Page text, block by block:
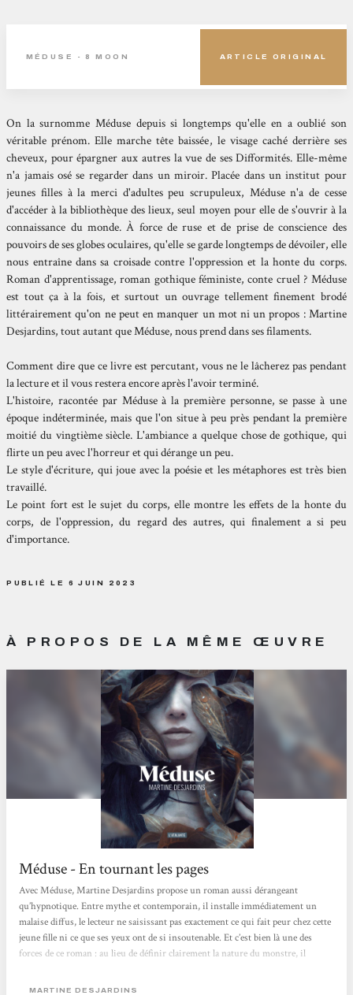
MÉDUSE - 8 MOON ARTICLE ORIGINAL
On la surnomme Méduse depuis si longtemps qu'elle en a oublié son
véritable prénom. Elle marche tête baissée, le visage caché derrière ses
cheveux, pour épargner aux autres la vue de ses Difformités. Elle-même
n'a jamais osé se regarder dans un miroir. Placée dans un institut pour
jeunes filles à la merci d'adultes peu scrupuleux, Méduse n'a de cesse
d'accéder à la bibliothèque des lieux, seul moyen pour elle de s'ouvrir à la
connaissance du monde. À force de ruse et de prise de conscience des
pouvoirs de ses globes oculaires, qu'elle se garde longtemps de dévoiler, elle
nous entraîne dans sa croisade contre l'oppression et la honte du corps.
Roman d'apprentissage, roman gothique féministe, conte cruel ? Méduse
est tout ça à la fois, et surtout un ouvrage tellement finement brodé
littérairement qu'on ne peut en manquer un mot ni un propos : Martine
Desjardins, tout autant que Méduse, nous prend dans ses filaments.
Comment dire que ce livre est percutant, vous ne le lâcherez pas pendant
la lecture et il vous restera encore après l'avoir terminé.
L'histoire, racontée par Méduse à la première personne, se passe à une
époque indéterminée, mais que l'on situe à peu près pendant la première
moitié du vingtième siècle. L'ambiance a quelque chose de gothique, qui
flirte un peu avec l'horreur et qui dérange un peu.
Le style d'écriture, qui joue avec la poésie et les métaphores est très bien
travaillé.
Le point fort est le sujet du corps, elle montre les effets de la honte du
corps, de l'oppression, du regard des autres, qui finalement a si peu
d'importance.
PUBLIÉ LE 6 JUIN 2023
À PROPOS DE LA MÊME ŒUVRE
Méduse - En tournant les pages
Avec Méduse, Martine Desjardins propose un roman aussi dérangeant
qu’hypnotique. Entre mythe et contemporain, il installe immédiatement un
malaise diffus, le lecteur ne saisissant pas exactement ce qui fait peur chez cette
jeune fille ni ce que ses yeux ont de si insoutenable. Et c’est bien là une des
forces de ce roman : au lieu de définir clairement la nature du monstre, il
poisseuse, l’écriture nous enferme dans la peau de son personnage et dans la
MARTINE DESJARDINS